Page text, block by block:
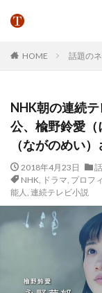
HOME 話題の
NHK朝の連続
公、楡野鈴愛
（ながのめい）
2018年4月23日
NHK, ドラマ, プロフ
能人, 連続テレビ小説